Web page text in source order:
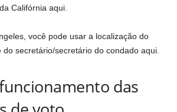
Califórnia aqui.
você pode usar a localização do
secretário/secretário do condado aqui.
das